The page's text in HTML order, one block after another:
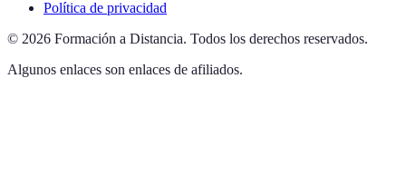
Política de privacidad
© 2026 Formación a Distancia. Todos los derechos reservados.
Algunos enlaces son enlaces de afiliados.